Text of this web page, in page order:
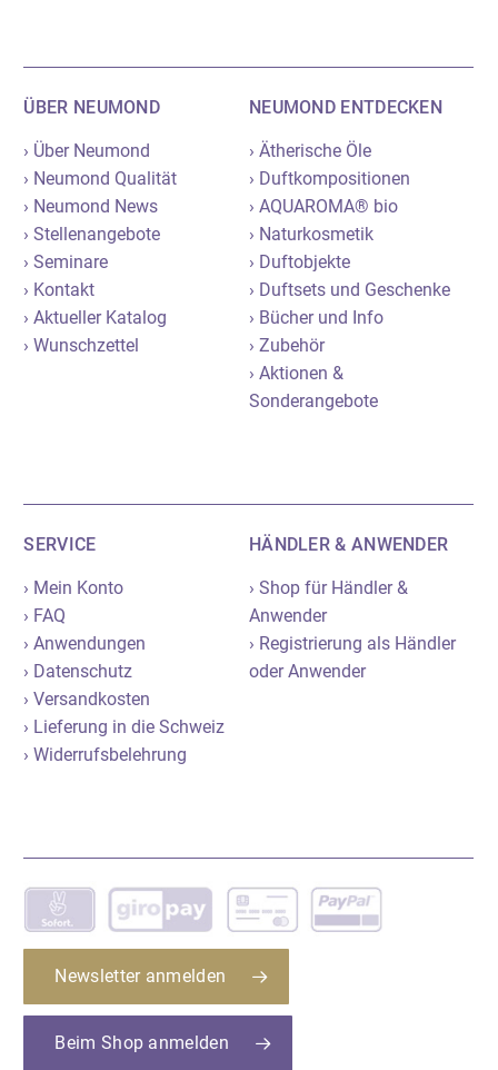
ÜBER NEUMOND
› Über Neumond
› Neumond Qualität
› Neumond News
› Stellenangebote
› Seminare
› Kontakt
› Aktueller Katalog
› Wunschzettel
NEUMOND ENTDECKEN
› Ätherische Öle
› Duftkompositionen
› AQUAROMA® bio
› Naturkosmetik
› Duftobjekte
› Duftsets und Geschenke
› Bücher und Info
› Zubehör
› Aktionen &
Sonderangebote
SERVICE
› Mein Konto
› FAQ
› Anwendungen
› Datenschutz
› Versandkosten
› Lieferung in die Schweiz
› Widerrufsbelehrung
HÄNDLER & ANWENDER
› Shop für Händler &
Anwender
› Registrierung als Händler
oder Anwender
Newsletter anmelden
Beim Shop anmelden